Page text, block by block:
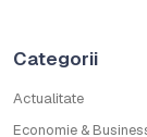
Categorii
Actualitate
Economie &